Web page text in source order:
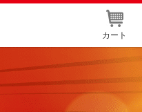
カート